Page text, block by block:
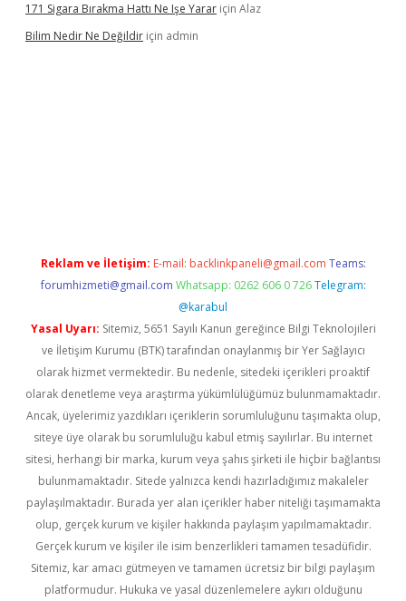
171 Sigara Bırakma Hattı Ne Işe Yarar için Alaz
Bilim Nedir Ne Değildir için admin
Reklam ve İletişim: E-mail: backlinkpaneli@gmail.com Teams:
forumhizmeti@gmail.com Whatsapp: 0262 606 0 726 Telegram:
@karabul
Yasal Uyarı: Sitemiz, 5651 Sayılı Kanun gereğince Bilgi Teknolojileri
ve İletişim Kurumu (BTK) tarafından onaylanmış bir Yer Sağlayıcı
olarak hizmet vermektedir. Bu nedenle, sitedeki içerikleri proaktif
olarak denetleme veya araştırma yükümlülüğümüz bulunmamaktadır.
Ancak, üyelerimiz yazdıkları içeriklerin sorumluluğunu taşımakta olup,
siteye üye olarak bu sorumluluğu kabul etmiş sayılırlar. Bu internet
sitesi, herhangi bir marka, kurum veya şahıs şirketi ile hiçbir bağlantısı
bulunmamaktadır. Sitede yalnızca kendi hazırladığımız makaleler
paylaşılmaktadır. Burada yer alan içerikler haber niteliği taşımamakta
olup, gerçek kurum ve kişiler hakkında paylaşım yapılmamaktadır.
Gerçek kurum ve kişiler ile isim benzerlikleri tamamen tesadüfidir.
Sitemiz, kar amacı gütmeyen ve tamamen ücretsiz bir bilgi paylaşım
platformudur. Hukuka ve yasal düzenlemelere aykırı olduğunu